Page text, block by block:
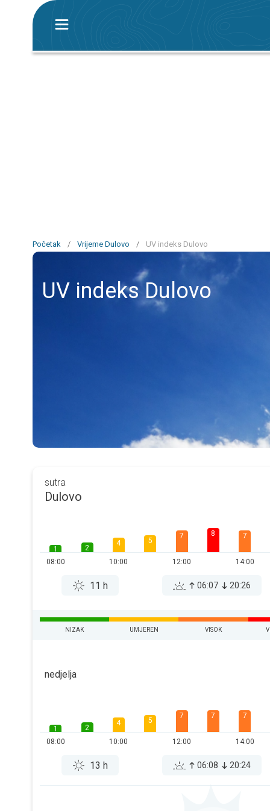
Početak / Vrijeme Dulovo / UV indeks Dulovo
UV indeks Dulovo
sutra
Dulovo
1
08:00
2
4
10:00
5
7
12:00
8 7
14:00
11 h 06:07 20:26
NIZAK UMJEREN VISOK
nedjelja
1
08:00
2
4
10:00
5
7
12:00
7 7
14:00
13 h 06:08 20:24